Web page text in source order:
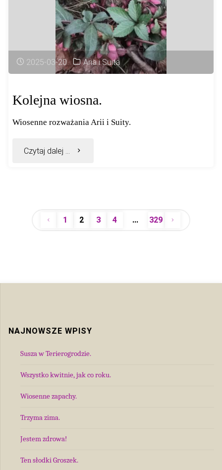
2025-03-20 Aria i Suita
Kolejna wiosna.
Wiosenne rozważania Arii i Suity.
Czytaj dalej ... "Kolejna
1 2 3 4 … 329
NAJNOWSZE WPISY
Susza w Terierogrodzie.
Wszystko kwitnie, jak co roku.
Wiosenne zapachy.
Trzyma zima.
Jestem zdrowa!
Ten słodki Groszek.